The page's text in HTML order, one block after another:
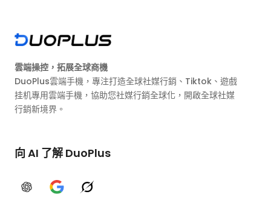
雲端操控，拓展全球商機
DuoPlus雲端手機，專注打造全球社媒行銷、Tiktok、遊戲
挂机專用雲端手機，協助您社媒行銷全球化，開啟全球社媒
行銷新境界。
向 AI 了解 DuoPlus
ChatGPTGoogle AIGrok